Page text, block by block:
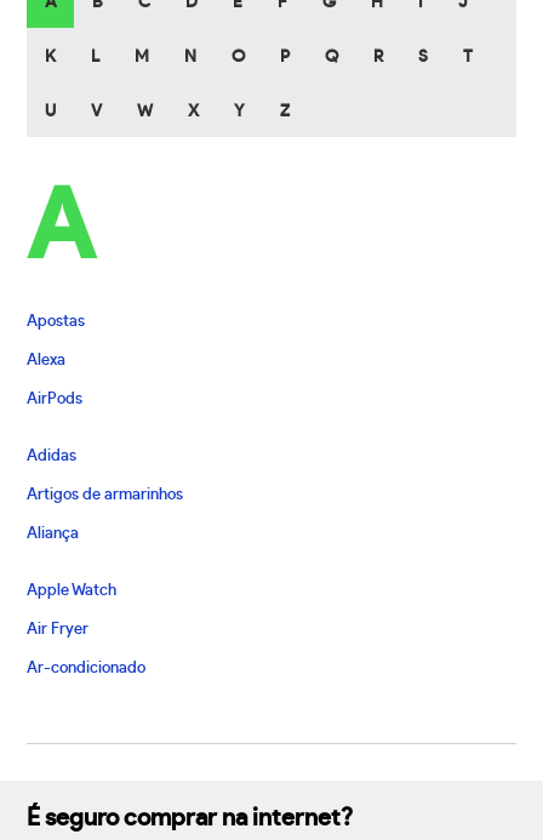
K L M N O P Q R S T
U V W X Y Z
A
Apostas
Alexa
AirPods
Adidas
Artigos de armarinhos
Aliança
Apple Watch
Air Fryer
Ar-condicionado
É seguro comprar na internet?